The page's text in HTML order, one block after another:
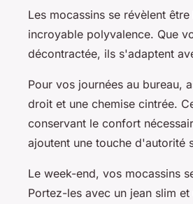
Les mocassins se révèlent être
incroyable polyvalence. Que
décontractée, ils s'adaptent
Pour vos journées au bureau,
droit et une chemise cintrée.
conservant le confort
ajoutent une touche d'autorité
Le week-end, vos mocassins
Portez-les avec un jean slim